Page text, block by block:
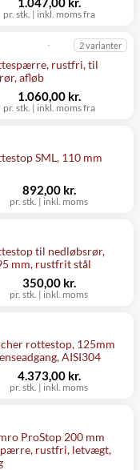
pr. stk. | inkl. moms fra
rustfri, til
afløb
2 varianter
pr. stk. | inkl. moms fra
1.060,00 kr.
SML, 110 mm
pr. stk. | inkl. moms
892,00 kr.
til nedløbsrør,
mm, rustfrit stål
pr. stk. | inkl. moms
350,00 kr.
rottestop, 125mm
AISI304
pr. stk. | inkl. moms
4.373,00 kr.
ProStop 200 mm
rustfri, letvægt,